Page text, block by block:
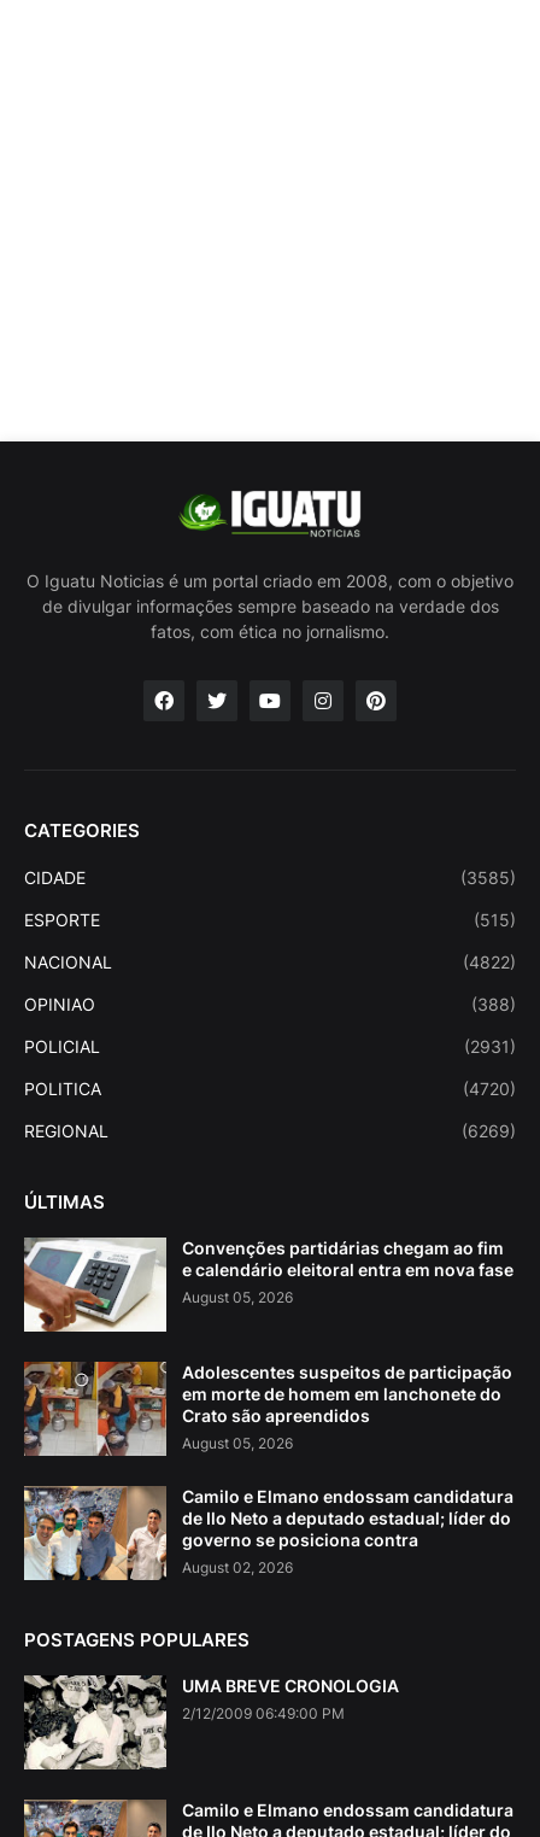
O Iguatu Noticias é um portal criado em 2008, com o objetivo
de divulgar informações sempre baseado na verdade dos
fatos, com ética no jornalismo.
CATEGORIES
CIDADE (3585)
ESPORTE (515)
NACIONAL (4822)
OPINIAO (388)
POLICIAL (2931)
POLITICA (4720)
REGIONAL (6269)
ÚLTIMAS
Convenções partidárias chegam ao fim
e calendário eleitoral entra em nova fase
August 05, 2026
Adolescentes suspeitos de participação
em morte de homem em lanchonete do
Crato são apreendidos
August 05, 2026
Camilo e Elmano endossam candidatura
de Ilo Neto a deputado estadual; líder do
governo se posiciona contra
August 02, 2026
POSTAGENS POPULARES
UMA BREVE CRONOLOGIA
2/12/2009 06:49:00 PM
Camilo e Elmano endossam candidatura
de Ilo Neto a deputado estadual; líder do